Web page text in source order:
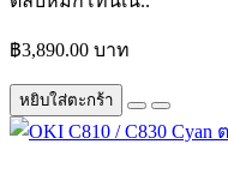
฿3,890.00 บาท
หยิบใส่ตะกร้า